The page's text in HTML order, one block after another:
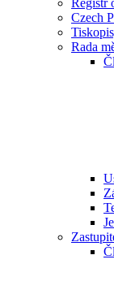
Registr
Czech
Rada